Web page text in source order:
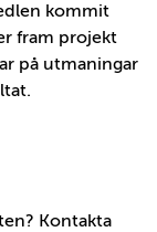
kommit
fram projekt
på utmaningar
Kontakta